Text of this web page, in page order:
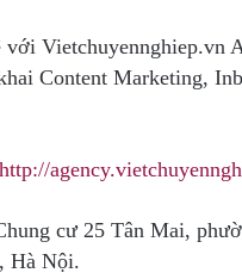
với Vietchuyennghiep.vn
Content Marketing,
http://
cư 25 Tân Mai,
Hà Nội.